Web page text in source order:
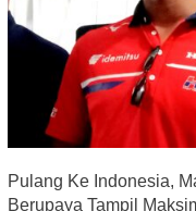
Pulang Ke Indonesia,
Berupaya Tampil